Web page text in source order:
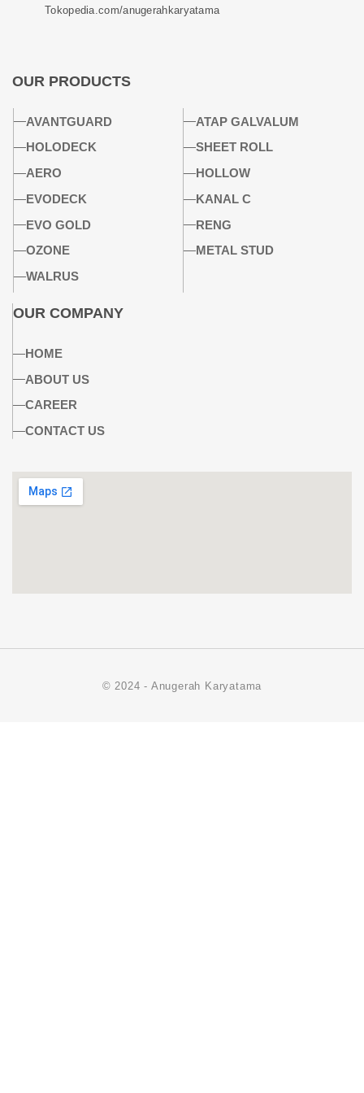
Tokopedia.com/anugerahkaryatama
OUR PRODUCTS
AVANTGUARD
HOLODECK
AERO
EVODECK
EVO GOLD
OZONE
WALRUS
ATAP GALVALUM
SHEET ROLL
HOLLOW
KANAL C
RENG
METAL STUD
OUR COMPANY
HOME
ABOUT US
CAREER
CONTACT US
© 2024 - Anugerah Karyatama